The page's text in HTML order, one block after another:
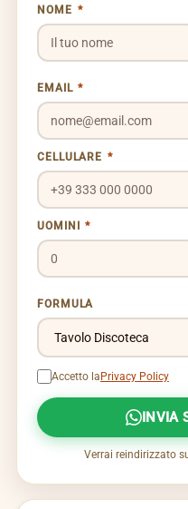
NOME *
EMAIL *
CELLULARE *
UOMINI *
FORMULA
Accetto laPrivacy Policy
INVIA
Verrai reindirizzato